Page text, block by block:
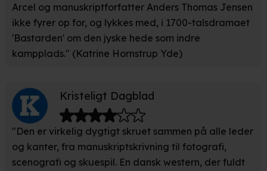
Arcel og manuskriptforfatter Anders Thomas Jensen
ikke fyrer op for, og lykkes med, i 1700-talsdramaet
'Bastarden' om den jyske hede som indre
kampplads." (Katrine Hornstrup Yde)
Kristeligt Dagblad
"Den er virkelig dygtigt skruet sammen på alle leder
og kanter, fra manuskriptskrivning til fotografi,
scenografi og skuespil. En dansk western, der fuldt